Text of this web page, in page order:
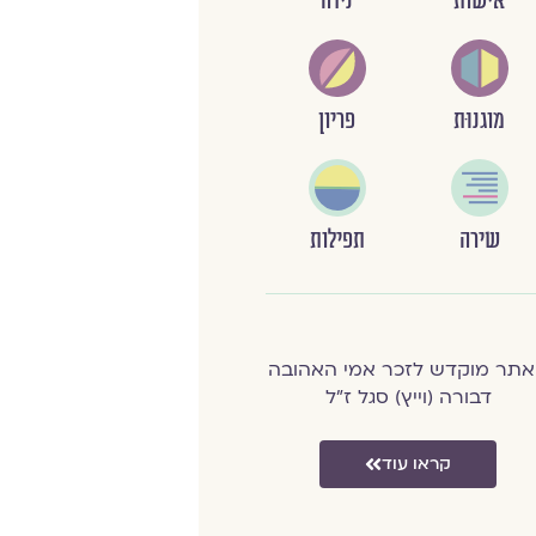
מוגנוּת
שירה
פריון
תפילות
מוקדש לזכר אמי האהובה
דבורה (וייץ) סגל ז"ל
קראו עוד